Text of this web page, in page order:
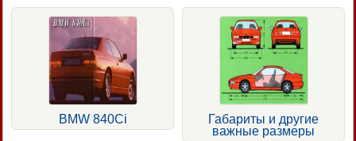
BMW 840Ci
Габариты и другие
важные размеры